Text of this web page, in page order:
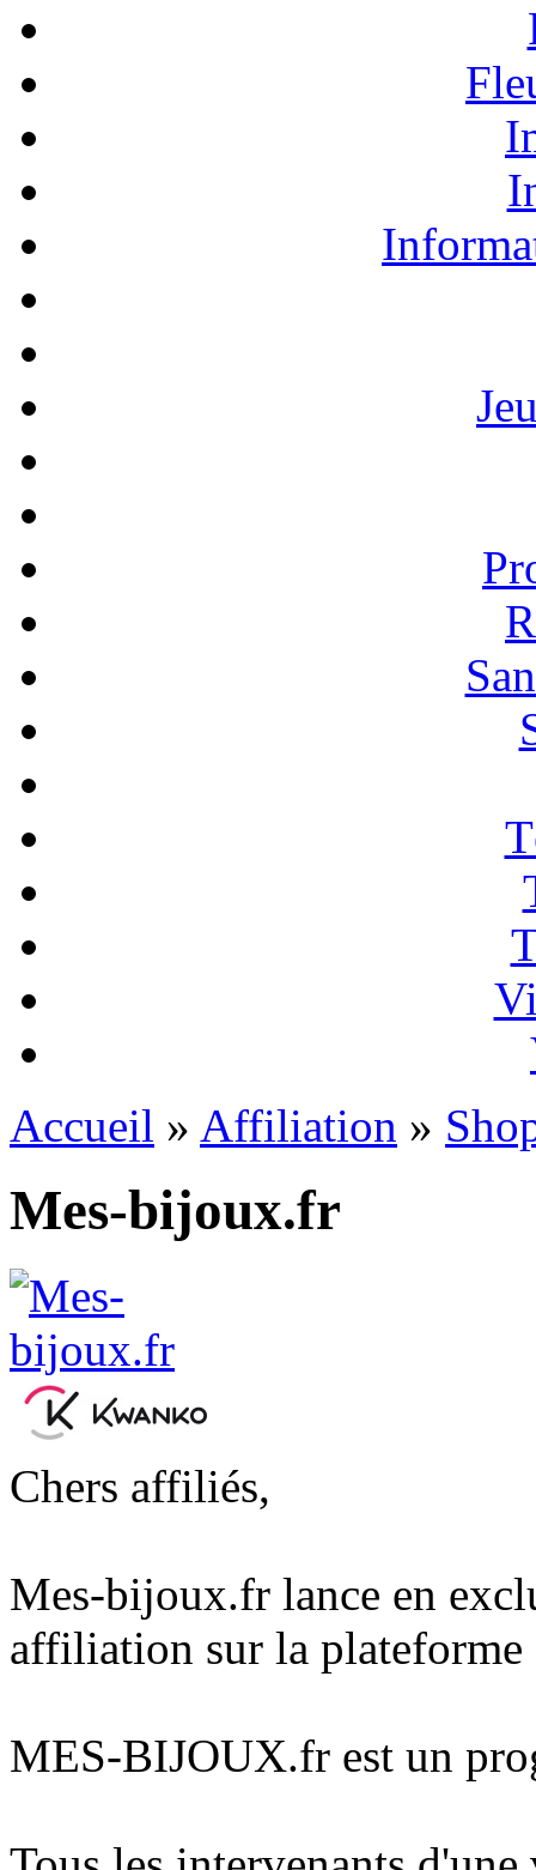
Accueil » Affiliation »
Mes-bijoux.fr
Chers affiliés,
Mes-bijoux.fr lance en
affiliation sur la
MES-BIJOUX.fr est un